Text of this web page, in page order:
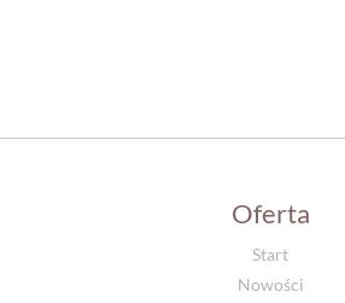
Oferta
Start
Nowości